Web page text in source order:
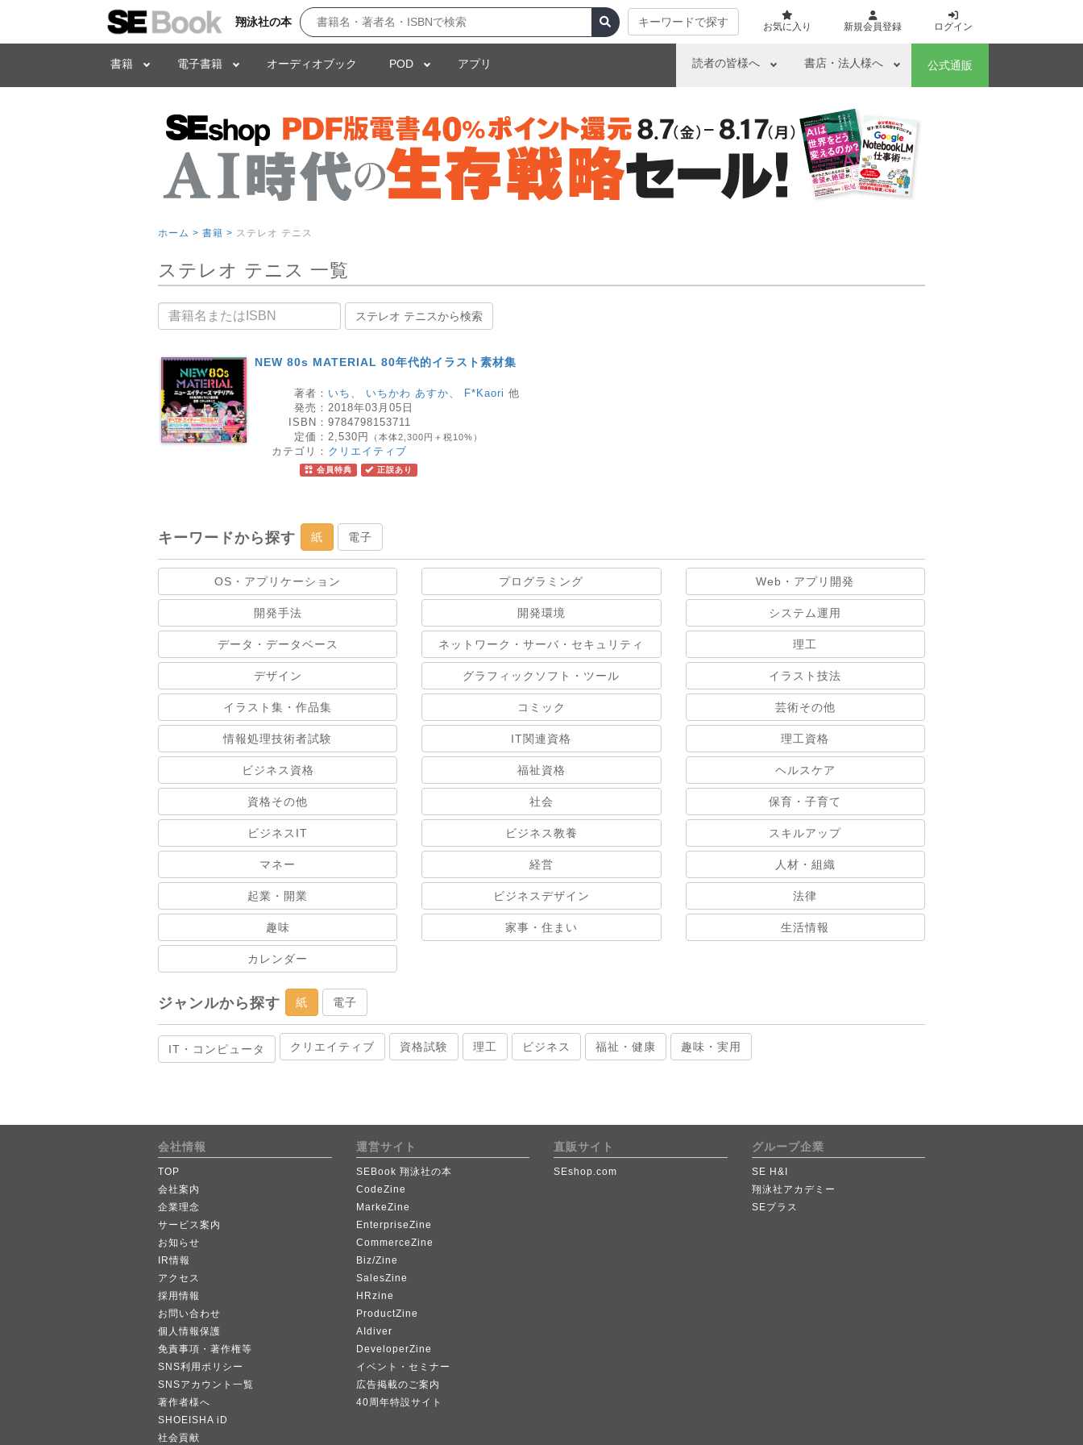
翔泳社の本 キーワードで探す お気に入り 新規会員登録 ログイン
書籍 電子書籍 オーディオブック POD アプリ 読者の皆様へ 書店・法人様へ 公式通販
ホーム > 書籍 > ステレオ テニス
ステレオ テニス 一覧
書籍名 ステレオ テニスから検索
NEW 80s MATERIAL 80年代的イラスト素材集
著者： いち 、 いちかわ あすか、 F*Kaori 他
発売： 2018年03月05日
ISBN： 9784798153711
定価： 2,530円 （本体2,300円＋税10%）
カテゴリ： クリエイティブ
会員特典 正誤あり
キーワードから探す 紙 電子
OS・アプリケーション プログラミング Web・アプリ開発
開発手法 開発環境 システム運用
データ・データベース ネットワーク・サーバ・セキュリティ 理工
デザイン グラフィックソフト・ツール イラスト技法
イラスト集・作品集 コミック 芸術その他
情報処理技術者試験 IT関連資格 理工資格
ビジネス資格 福祉資格 ヘルスケア
資格その他 社会 保育・子育て
ビジネスIT ビジネス教養 スキルアップ
マネー 経営 人材・組織
起業・開業 ビジネスデザイン 法律
趣味 家事・住まい 生活情報
カレンダー
ジャンルから探す 紙 電子
IT・コンピュータ クリエイティブ 資格試験 理工 ビジネス 福祉・健康 趣味・実用
会社情報
TOP
会社案内
企業理念
サービス案内
お知らせ
IR情報
アクセス
採用情報
お問い合わせ
個人情報保護
免責事項・著作権等
SNS利用ポリシー
SNSアカウント一覧
著作者様へ
SHOEISHA iD
社会貢献
運営サイト
SEBook 翔泳社の本
CodeZine
MarkeZine
EnterpriseZine
CommerceZine
Biz/Zine
SalesZine
HRzine
ProductZine
AIdiver
DeveloperZine
イベント・セミナー
広告掲載のご案内
40周年特設サイト
直販サイト
SEshop.com
グループ企業
SE H&I
翔泳社アカデミー
SEプラス